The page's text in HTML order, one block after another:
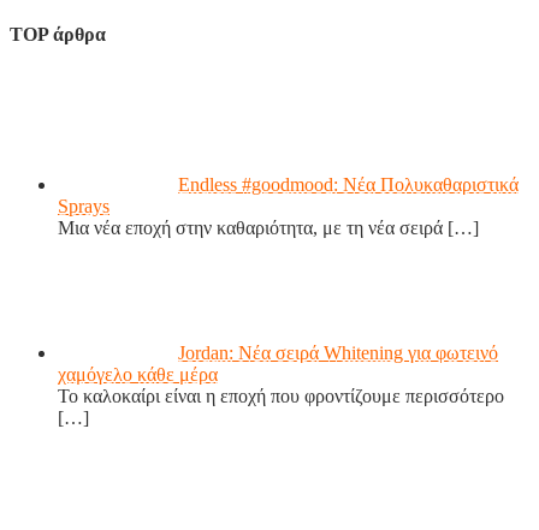
TOP άρθρα
Endless #goodmood: Νέα Πολυκαθαριστικά
Sprays
Μια νέα εποχή στην καθαριότητα, με τη νέα σειρά […]
Jordan: Νέα σειρά Whitening για φωτεινό
χαμόγελο κάθε μέρα
Το καλοκαίρι είναι η εποχή που φροντίζουμε περισσότερο
[…]